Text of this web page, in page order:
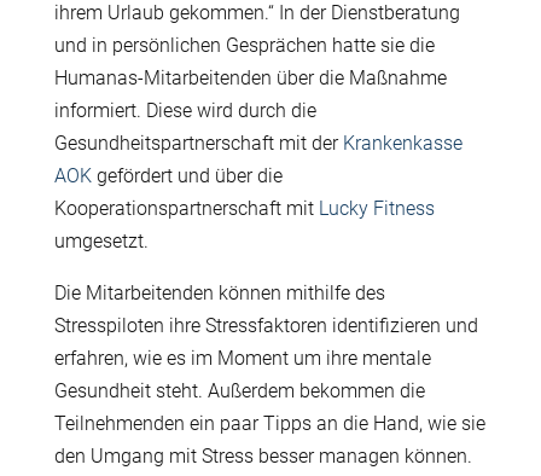
ihrem Urlaub gekommen.“ In der Dienstberatung
und in persönlichen Gesprächen hatte sie die
Humanas-Mitarbeitenden über die Maßnahme
informiert. Diese wird durch die
Gesundheitspartnerschaft mit derKrankenkasse
AOKgefördert und über die
Kooperationspartnerschaft mit Lucky Fitness
umgesetzt.
Die Mitarbeitenden können mithilfe des
Stresspiloten ihre Stressfaktoren identifizieren und
erfahren, wie es im Moment um ihre mentale
Gesundheit steht. Außerdem bekommen die
Teilnehmenden ein paar Tipps an die Hand, wie sie
den Umgang mit Stress besser managen können.